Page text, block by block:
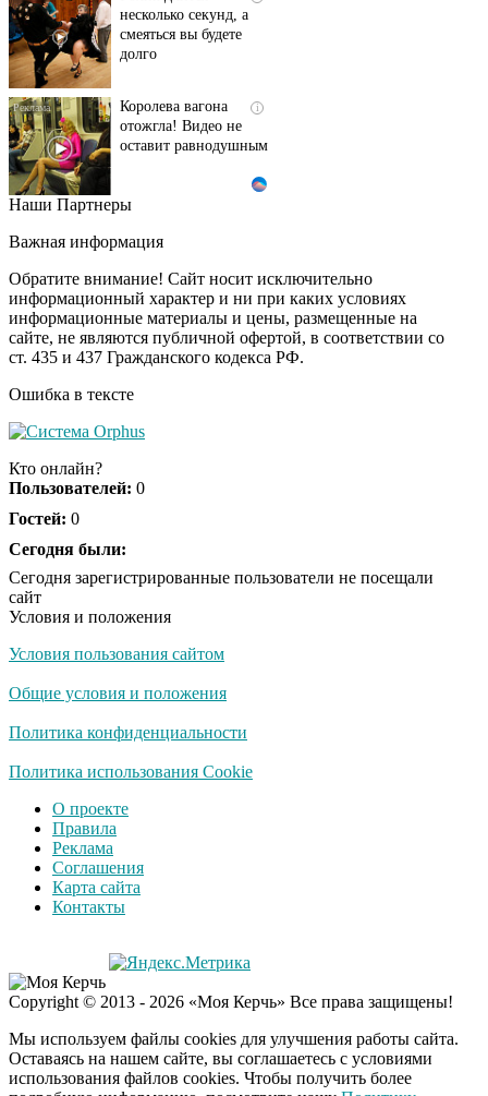
несколько секунд, а
смеяться вы будете
долго
i
Королева вагона
отожгла! Видео не
оставит равнодушным
Взломали Telegram
нашлось в переписках
i
Обнаружена тайная
семья пропавшего
Усольцева: вторая
Этот танец невесты
Ролик длится пару
шоке от увиденного
Ржу не переставая, это
не раз
Ролик из Омска: вы
"Потеряли стыд в
погоне за "Диором":
Поплавская вмазала
Наши Партнеры
Важная информация
Обратите внимание! Сайт носит исключительно
информационный характер и ни при каких условиях
информационные материалы и цены, размещенные на
сайте, не являются публичной офертой, в соответствии со
ст. 435 и 437 Гражданского кодекса РФ.
Ошибка в тексте
Кто онлайн?
Пользователей: 0
Гостей: 0
Сегодня были:
Сегодня зарегистрированные пользователи не посещали
сайт
Условия и положения
Условия пользования сайтом
Общие условия и положения
Политика конфиденциальности
Политика использования Cookie
О проекте
Правила
Реклама
Соглашения
Карта сайта
Контакты
Copyright © 2013 - 2026 «Моя Керчь» Все права защищены!
Мы используем файлы cookies для улучшения работы сайта.
Оставаясь на нашем сайте, вы соглашаетесь с условиями
использования файлов cookies. Чтобы получить более